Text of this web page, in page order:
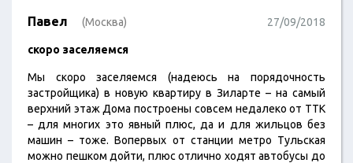
Павел (Москва) 27/09/2018
скоро заселяемся
Мы скоро заселяемся (надеюсь на порядочность
застройщика) в новую квартиру в Зиларте – на самый
верхний этаж Дома построены совсем недалеко от ТТК
– для многих это явный плюс, да и для жильцов без
машин – тоже. Вопервых от станции метро Тульская
можно пешком дойти, плюс отлично ходят автобусы до